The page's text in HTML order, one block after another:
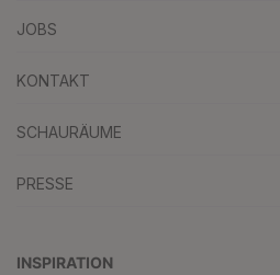
JOBS
KONTAKT
SCHAURÄUME
PRESSE
INSPIRATION